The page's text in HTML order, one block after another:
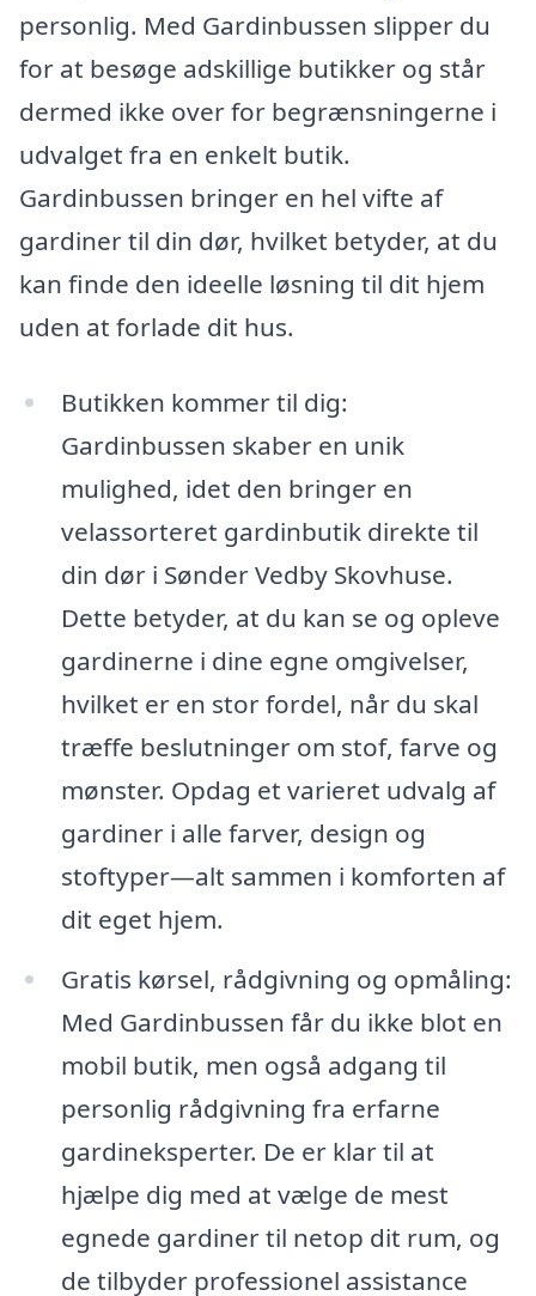
personlig. Med Gardinbussen slipper du
for at besøge adskillige butikker og står
dermed ikke over for begrænsningerne i
udvalget fra en enkelt butik.
Gardinbussen bringer en hel vifte af
gardiner til din dør, hvilket betyder, at du
kan finde den ideelle løsning til dit hjem
uden at forlade dit hus.
Butikken kommer til dig:
Gardinbussen skaber en unik
mulighed, idet den bringer en
velassorteret gardinbutik direkte til
din dør i Sønder Vedby Skovhuse.
Dette betyder, at du kan se og opleve
gardinerne i dine egne omgivelser,
hvilket er en stor fordel, når du skal
træffe beslutninger om stof, farve og
mønster. Opdag et varieret udvalg af
gardiner i alle farver, design og
stoftyper—alt sammen i komforten af
dit eget hjem.
Gratis kørsel, rådgivning og opmåling:
Med Gardinbussen får du ikke blot en
mobil butik, men også adgang til
personlig rådgivning fra erfarne
gardineksperter. De er klar til at
hjælpe dig med at vælge de mest
egnede gardiner til netop dit rum, og
de tilbyder professionel assistance